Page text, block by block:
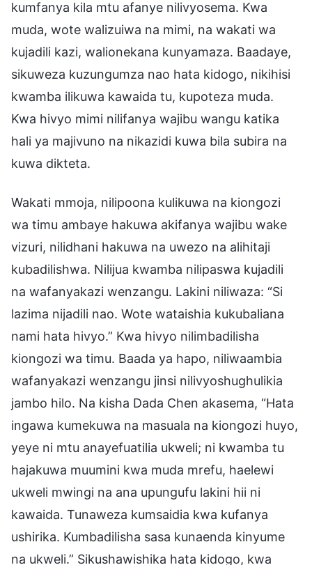
kumfanya kila mtu afanye nilivyosema. Kwa
muda, wote walizuiwa na mimi, na wakati wa
kujadili kazi, walionekana kunyamaza. Baadaye,
sikuweza kuzungumza nao hata kidogo, nikihisi
kwamba ilikuwa kawaida tu, kupoteza muda.
Kwa hivyo mimi nilifanya wajibu wangu katika
hali ya majivuno na nikazidi kuwa bila subira na
kuwa dikteta.
Wakati mmoja, nilipoona kulikuwa na kiongozi
wa timu ambaye hakuwa akifanya wajibu wake
vizuri, nilidhani hakuwa na uwezo na alihitaji
kubadilishwa. Nilijua kwamba nilipaswa kujadili
na wafanyakazi wenzangu. Lakini niliwaza: “Si
lazima nijadili nao. Wote wataishia kukubaliana
nami hata hivyo.” Kwa hivyo nilimbadilisha
kiongozi wa timu. Baada ya hapo, niliwaambia
wafanyakazi wenzangu jinsi nilivyoshughulikia
jambo hilo. Na kisha Dada Chen akasema, “Hata
ingawa kumekuwa na masuala na kiongozi huyo,
yeye ni mtu anayefuatilia ukweli; ni kwamba tu
hajakuwa muumini kwa muda mrefu, haelewi
ukweli mwingi na ana upungufu lakini hii ni
kawaida. Tunaweza kumsaidia kwa kufanya
ushirika. Kumbadilisha sasa kunaenda kinyume
na ukweli.” Sikushawishika hata kidogo, kwa